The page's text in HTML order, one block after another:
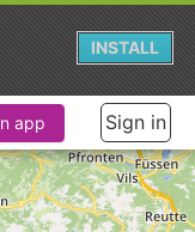
app Sign in
INSTALL